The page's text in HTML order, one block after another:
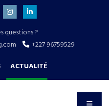
questions ?
+227 96759529
ACTUALITÉ